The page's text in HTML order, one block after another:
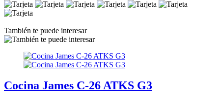
También te puede interesar
Cocina James C-26 ATKS G3